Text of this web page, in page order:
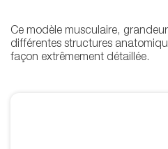
Ce modèle musculaire,
différentes structures
façon extrêmement détaillée.